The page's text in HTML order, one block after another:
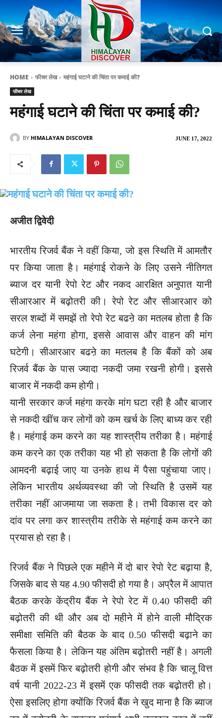
HOME फीचर लेख महंगाई घटाने की चिंता पर कमाई की?
फीचर लेख
महंगाई घटाने की चिंता पर कमाई की?
JUNE 17, 2022
BY HIMALAYAN DISCOVER
अजीत द्विवेदी
भारतीय रिजर्व बैंक ने वहीं किया, जो इस स्थिति में आमतौर
पर किया जाता है। महंगाई रोकने के लिए उसने नीतिगत
ब्याज दर यानी रेपो रेट और नकद आरक्षित अनुपात यानी
सीआरआर में बढ़ोतरी की। रेपो रेट और सीआरआर को
सरल शब्दों में समझें तो रेपो रेट बढऩे का मतलब होता है कि
कर्ज लेना महंगा होगा, इससे आवास और वाहन की मांग
घटेगी। सीआरआर बढऩे का मतलब है कि बैंकों को अब
रिजर्व बैंक के पास ज्यादा नकदी जमा रखनी होगी। इससे
बाजार में नकदी कम होगी।
यानी सरकार कर्ज महंगा करके मांग घटा रही है और बाजार
से नकदी खींच कर लोगों को कम खर्च के लिए बाध्य कर रही
है। महंगाई कम करने का यह शास्त्रीय तरीका है। महंगाई
कम करने का एक तरीका यह भी हो सकता है कि लोगों की
आमदनी बढ़ाई जाए या उनके हाथ में पैसा पहुंचाया जाए।
लेकिन भारतीय अर्थव्यवस्था की जो स्थिति है उसमें यह
तरीका नहीं आजमाया जा सकता है। तभी विकास दर को
दांव पर लगा कर शास्त्रीय तरीके से महंगाई कम करने का
प्रयास हो रहा है।
रिजर्व बैंक ने पिछले एक महीने में दो बार रेपो रेट बढ़ाया है,
जिसके बाद से यह 4.90 फीसदी हो गया है। अप्रैल में आपात
बैठक करके केंद्रीय बैंक ने रेपो रेट में 0.40 फीसदी की
बढ़ोतरी की थी और अब दो महीने में होने वाली मौद्रिक
समीक्षा समिति की बैठक के बाद 0.50 फीसदी बढ़ाने का
फैसला किया है। लेकिन यह अंतिम बढ़ोतरी नहीं है। अगली
बैठक में इसमें फिर बढ़ोतरी होगी और संभव है कि चालू वित्त
वर्ष यानी 2022-23 में इसमें एक फीसदी तक बढ़ोतरी हो।
ऐसा इसलिए होगा क्योंकि रिजर्व बैंक ने खुद माना है कि ब्याज